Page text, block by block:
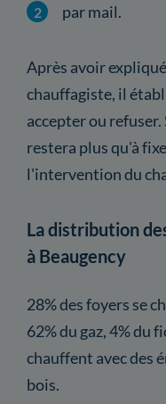
par mail.
Après avoir
chauffagiste, il
accepter ou refuser.
restera plus qu'à
l'intervention du
La distribution
à Beaugency
28% des foyers se
62% du gaz, 4% du
chauffent avec des
bois.